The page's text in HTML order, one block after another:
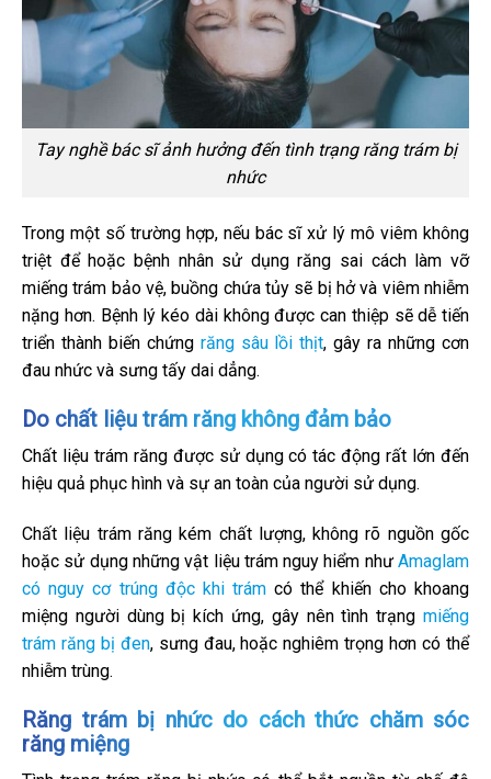
Tay nghề bác sĩ ảnh hưởng đến tình trạng răng trám bị
nhức
Trong một số trường hợp, nếu bác sĩ xử lý mô viêm không
triệt để hoặc bệnh nhân sử dụng răng sai cách làm vỡ
miếng trám bảo vệ, buồng chứa tủy sẽ bị hở và viêm nhiễm
nặng hơn. Bệnh lý kéo dài không được can thiệp sẽ dễ tiến
triển thành biến chứng răng sâu lồi thịt, gây ra những cơn
đau nhức và sưng tấy dai dẳng.
Do chất liệu trám răng không đảm bảo
Chất liệu trám răng được sử dụng có tác động rất lớn đến
hiệu quả phục hình và sự an toàn của người sử dụng.
Chất liệu trám răng kém chất lượng, không rõ nguồn gốc
hoặc sử dụng những vật liệu trám nguy hiểm như Amaglam
có nguy cơ trúng độc khi trám có thể khiến cho khoang
miệng người dùng bị kích ứng, gây nên tình trạng miếng
trám răng bị đen, sưng đau, hoặc nghiêm trọng hơn có thể
nhiễm trùng.
Răng trám bị nhức do cách thức chăm sóc
răng miệng